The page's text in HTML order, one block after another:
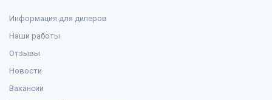
Информация для дилеров
Наши работы
Отзывы
Новости
Вакансии